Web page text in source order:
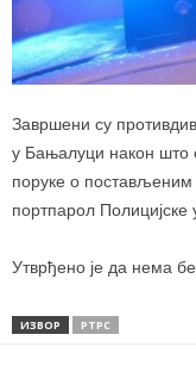
Завршени су
у Бањалуци након што
поруке о постављеним
портпарол
Утврђено је да нема
ИЗВОР РТРС